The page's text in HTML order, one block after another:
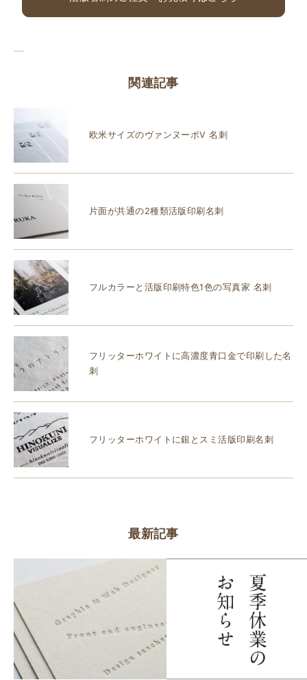
関連記事
欧米サイズのヴァンヌーボV 名刺
片面が共通の2種類活版印刷名刺
フルカラーと活版印刷特色1色の写真家 名刺
フリッターホワイトに高濃度青口金で印刷した名
刺
フリッターホワイトに銀とスミ活版印刷名刺
最新記事